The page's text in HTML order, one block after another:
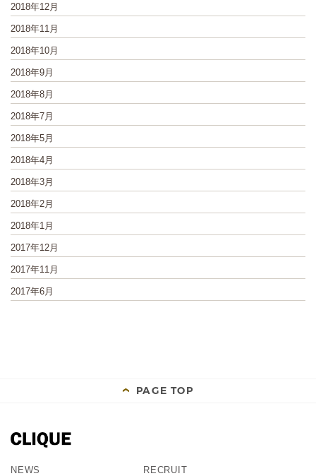
2018年12月
2018年11月
2018年10月
2018年9月
2018年8月
2018年7月
2018年5月
2018年4月
2018年3月
2018年2月
2018年1月
2017年12月
2017年11月
2017年6月
PAGE TOP
NEWS RECRUIT